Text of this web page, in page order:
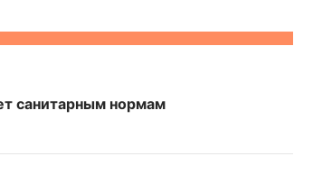
санитарным нормам